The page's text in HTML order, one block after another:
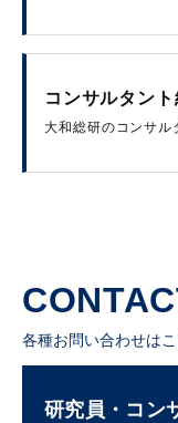
コンサルタン
大和総研のコンサル
各種お問い合わせは
研究員・コン